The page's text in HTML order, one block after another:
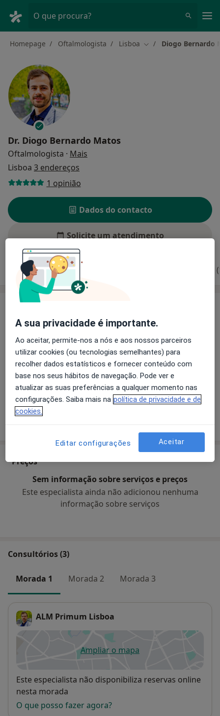
O que procura?
Homepage Oftalmologista Lisboa Mudar de cidade
Diogo Bernardo
Dr. Diogo Bernardo Matos
Oftalmologista · Mais
Lisboa 3 endereços
1 opinião
Dados do contacto
Solicite um atendimento
Experiência Opiniões
Experiência
Assistant Teacher Faculdade de Medicina da
Universidade de Lisboa
Docente Livre da FMUL
EIT Health - Starship Fellow
Prémio Boas Práticas em Saúde 2020
#1 no Ranking de Colocações do Internato Médico
2020
Preços
Sem informação sobre serviços e preços
Este especialista ainda não adicionou nenhuma
informação sobre serviços
Consultórios (3)
Morada 1 Morada 2 Morada 3
ALM Primum Lisboa
Ampliar o mapaabre num novo separador
Disponibilidade
Este especialista não disponibiliza reservas online
nesta morada
O que posso fazer agora?
A sua privacidade é importante.
Ao aceitar, permite-nos a nós e aos nossos parceiros
utilizar cookies (ou tecnologias semelhantes) para
recolher dados estatísticos e fornecer conteúdo com
base nos seus hábitos de navegação. Pode ver e
atualizar as suas preferências a qualquer momento nas
configurações. Saiba mais na política de privacidade e de
cookies.
Editar configurações Aceitar